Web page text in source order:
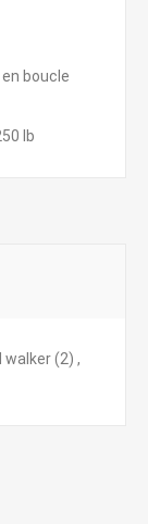
boucle
lb
walker (2) ,